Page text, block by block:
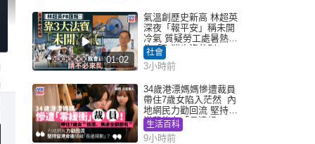
01:02
氣溫創歷史新高 林超英
深夜「報平安」稱未開
冷氣 質疑勞工處暑熱警
告「取消也沒分別」
社會
3小時前
34歲港漂媽媽慘遭裁員
帶住7歲女陷入茫然 內
地網民力勸回流 堅持留
港背後有「長遠規
劃」？
生活百科
9小時前